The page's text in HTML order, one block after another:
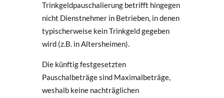
Trinkgeldpauschalierung betrifft hingegen
nicht Dienstnehmer in Betrieben, in denen
typischerweise kein Trinkgeld gegeben
wird (z.B. in Altersheimen).
Die künftig festgesetzten
Pauschalbeträge sind Maximalbeträge,
weshalb keine nachträglichen